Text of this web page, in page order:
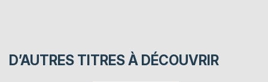
D’AUTRES TITRES À DÉCOUVRIR